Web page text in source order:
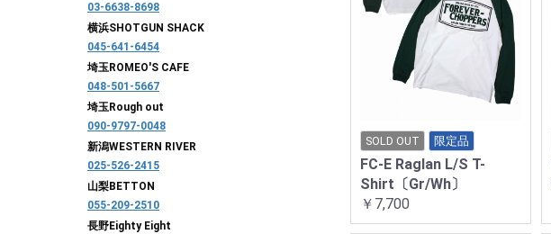
03-6638-8698
横浜SHOTGUN SHACK
045-641-6454
埼玉ROMEO'S CAFE
048-501-5667
埼玉Rough out
090-9797-0048
新潟WESTERN RIVER
025-526-2415
山梨BETTON
055-209-2510
長野Eighty Eight
SOLD OUT 限定品
FC-E Raglan L/S T-
Shirt〔Gr/Wh〕
￥7,700